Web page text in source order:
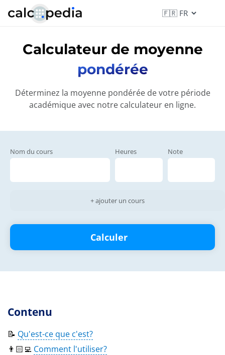
Calculateur de moyenne
pondérée
Déterminez la moyenne pondérée de votre période
académique avec notre calculateur en ligne.
Nom du cours Heures Note
+ ajouter un cours
Calculer
Contenu
📝 Qu'est-ce que c'est?
👨🏻‍💻 Comment l'utiliser?